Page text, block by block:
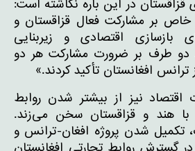
قزاقستان در این باره نگاشته است:
خاص بر مشارکت فعال قزاقستان و
بازسازی اقتصادی و زیربنایی
دو طرف بر ضرورت مشارکت هر دو
افغانستان تأکید کردند.»
نیز از بیشتر شدن روابط
با هند و قزاقستان سخن می‌زند.
تکمیل شدن پروژه افغان-ترانس و